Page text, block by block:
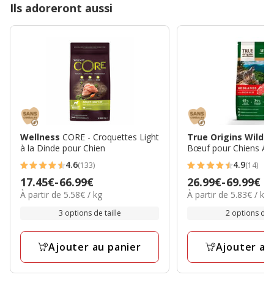
Ils adoreront aussi
Wellness CORE - Croquettes Light
à la Dinde pour Chien
4.6
étoiles
avec
avis
4.6(133)
Prix
de
66.99€
17.45€-66.99€
5.58€
À partir de 5.58€ / kg
3 options de taille
Ajouter au panier
True Origins Wild
Bœuf pour Chiens
4.9
étoiles
avec
avis
4.9(14)
Prix
de
69.99€
26.99€-69.99€
5.83€
À partir de 5.83€ / kg
2 options de
Ajouter